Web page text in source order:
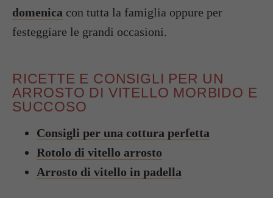
domenica con tutta la famiglia oppure per
festeggiare le grandi occasioni.
RICETTE E CONSIGLI PER UN
ARROSTO DI VITELLO MORBIDO E
SUCCOSO
Consigli per una cottura perfetta
Rotolo di vitello arrosto
Arrosto di vitello in padella